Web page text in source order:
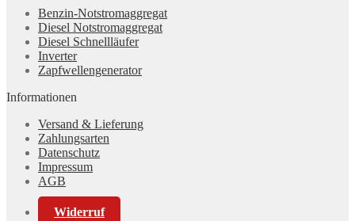
Benzin-Notstromaggregat
Diesel Notstromaggregat
Diesel Schnellläufer
Inverter
Zapfwellengenerator
Informationen
Versand & Lieferung
Zahlungsarten
Datenschutz
Impressum
AGB
Widerruf